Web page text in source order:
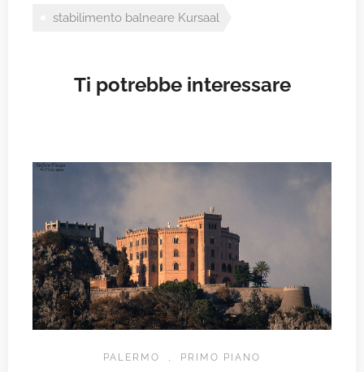
stabilimento balneare Kursaal
Ti potrebbe interessare
PALERMO , PRIMO PIANO